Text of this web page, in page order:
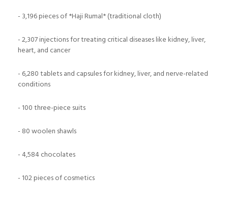
- 3,196 pieces of *Haji Rumal* (traditional cloth)
- 2,307 injections for treating critical diseases like kidney, liver,
heart, and cancer
- 6,280 tablets and capsules for kidney, liver, and nerve-related
conditions
- 100 three-piece suits
- 80 woolen shawls
- 4,584 chocolates
- 102 pieces of cosmetics